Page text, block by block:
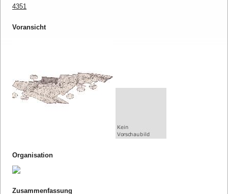
4351
Voransicht
Organisation
Zusammenfassung